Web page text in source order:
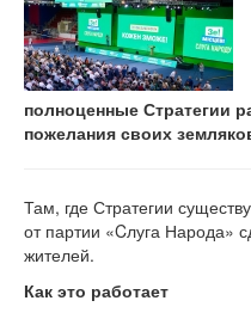
полноценные Стратегии
пожелания своих
Там, где Стратегии
от партии «Cлуга Народа»
жителей.
Как это работает